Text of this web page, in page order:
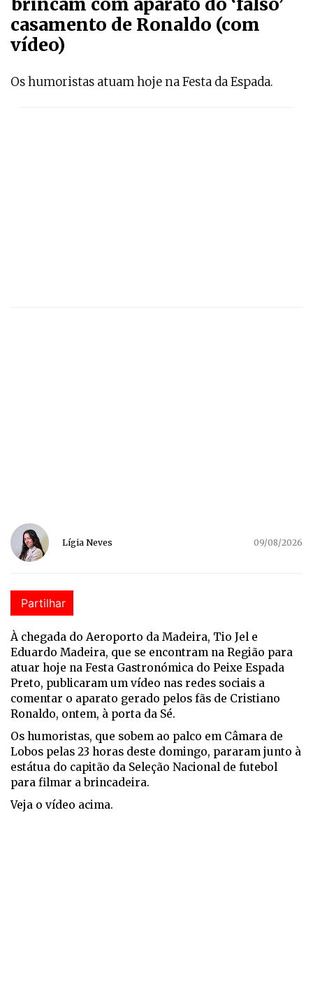
casamento de Ronaldo (com
vídeo)
Os humoristas atuam hoje na Festa da Espada.
Lígia Neves 09/08/2026
Partilhar
À chegada do Aeroporto da Madeira, Tio Jel e
Eduardo Madeira, que se encontram na Região para
atuar hoje na Festa Gastronómica do Peixe Espada
Preto, publicaram um vídeo nas redes sociais a
comentar o aparato gerado pelos fãs de Cristiano
Ronaldo, ontem, à porta da Sé.
Os humoristas, que sobem ao palco em Câmara de
Lobos pelas 23 horas deste domingo, pararam junto à
estátua do capitão da Seleção Nacional de futebol
para filmar a brincadeira.
Veja o vídeo acima.